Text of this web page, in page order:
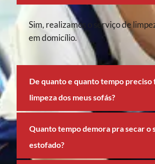
Sim, realizamos o serviço de
em domicílio.
De quanto e quanto tempo preciso
limpeza dos meus sofás?
Quanto tempo demora pra secar o
estofado?